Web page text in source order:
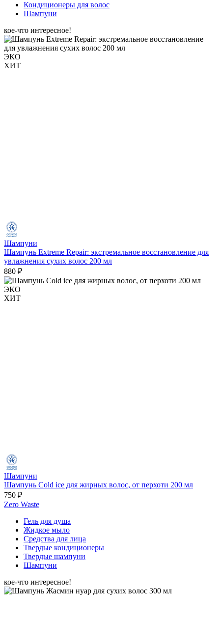
Кондиционеры для волос
Шампуни
кое-что интересное!
ЭКО
ХИТ
Шампуни
Шампунь Extreme Repair: экстремальное восстановление для
увлажнения сухих волос 200 мл
880 ₽
ЭКО
ХИТ
Шампуни
Шампунь Cold ice для жирных волос, от перхоти 200 мл
750 ₽
Zero Waste
Гель для душа
Жидкое мыло
Средства для лица
Твердые кондиционеры
Твердые шампуни
Шампуни
кое-что интересное!